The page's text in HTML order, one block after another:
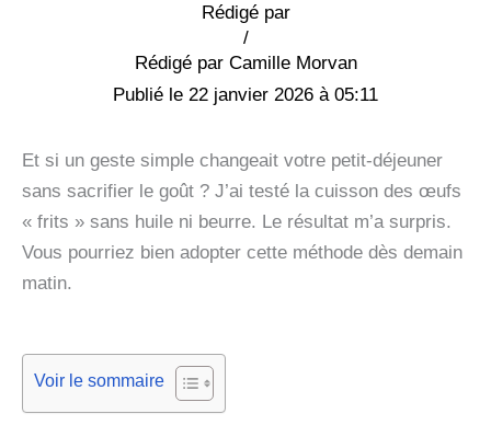
Rédigé par
Camille Morvan
/
22 janvier 2026 à 05:11
Et si un geste simple changeait votre petit-déjeuner
sans sacrifier le goût ? J’ai testé la cuisson des œufs
« frits » sans huile ni beurre. Le résultat m’a surpris.
Vous pourriez bien adopter cette méthode dès demain
matin.
Voir le sommaire